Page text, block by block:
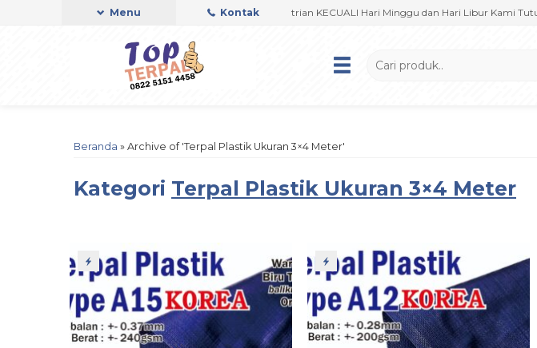
Menu Kontak
Setiap Hari (Pk. 08.00- Pk. 16.00 WIB) Sesuai Antrian KECUALI Hari Minggu dan Hari Libur Kami Tutup!
Beranda » Archive of 'Terpal Plastik Ukuran 3×4 Meter'
Kategori Terpal Plastik Ukuran 3×4 Meter